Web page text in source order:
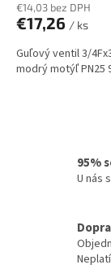
€14,03 bez DPH
€17,26 / ks
Guľový ventil 3/
modrý motýľ PN25
95%
U nás